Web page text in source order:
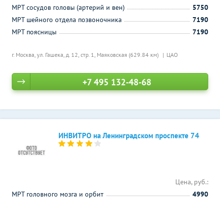
г. Москва, ул. Гашека, д. 12, стр. 1, Маяковская (629.84 км) ЦАО
МРТ сосудов головы (артерий и вен)
5750
МРТ шейного отдела позвоночника
7190
МРТ поясницы
7190
+7 495 132-48-68
ИНВИТРО на Ленинградском проспекте 74
Цена, руб.:
МРТ головного мозга и орбит
4990